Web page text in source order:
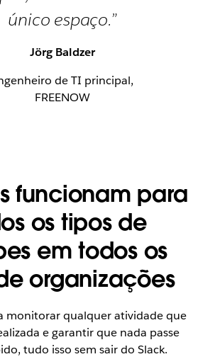
único espaço.”
Jörg Baldzer
de TI principal,
FREENOW
funcionam para
os tipos de
em todos os
organizações
monitorar qualquer atividade que
e garantir que nada passe
tudo isso sem sair do Slack.